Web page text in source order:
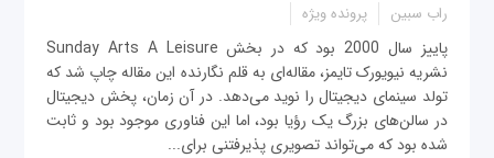
راب سبین پرونده ویژه
پاییز سال 2000 بود که در بخش Sunday Arts A Leisure
نشریه نیویورک تایمز، مقاله‌ای به قلم نگارنده این مقاله چاپ شد که
تولد سینمای دیجیتال را نوید می‌دهد. در آن زمان، پخش دیجیتال
در سالن‌های بزرگ یک رؤیا بود، اما این فناوری موجود بود و ثابت
شده بود که می‌تواند تصویری پذیرفتنی برای...